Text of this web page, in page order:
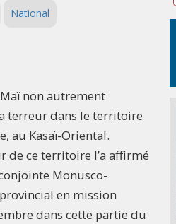
National
non autrement
terreur dans le territoire
au Kasaï-Oriental.
de ce territoire l’a affirmé
Monusco-
en mission
dans cette partie du